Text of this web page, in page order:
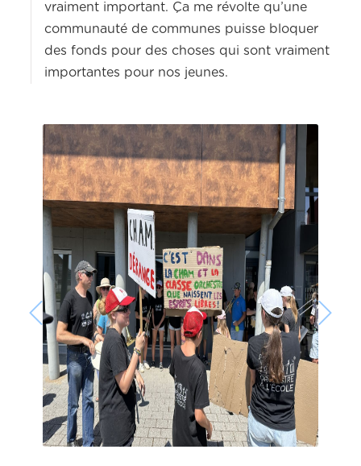
vraiment important. Ça me révolte qu’une
communauté de communes puisse bloquer
des fonds pour des choses qui sont vraiment
importantes pour nos jeunes.